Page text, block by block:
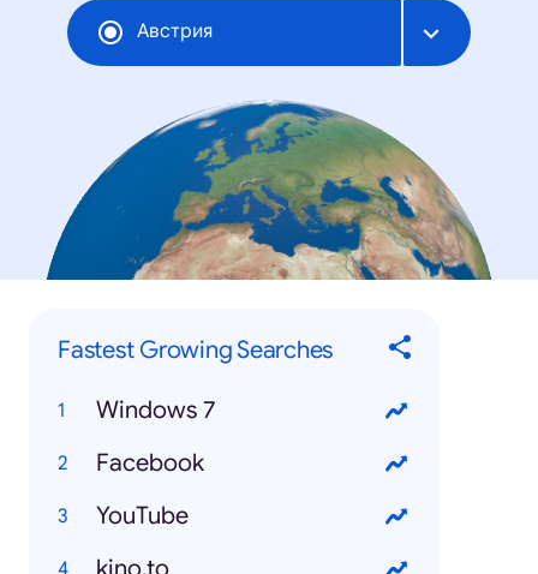
Австрия
Fastest Growing Searches
Windows 7
Facebook
YouTube